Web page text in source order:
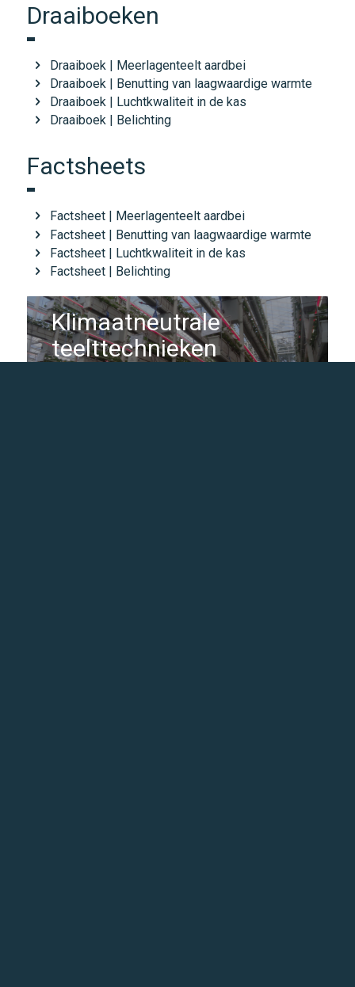
Draaiboeken
Draaiboek | Meerlagenteelt aardbei
Draaiboek | Benutting van laagwaardige warmte
Draaiboek | Luchtkwaliteit in de kas
Draaiboek | Belichting
Factsheets
Factsheet | Meerlagenteelt aardbei
Factsheet | Benutting van laagwaardige warmte
Factsheet | Luchtkwaliteit in de kas
Factsheet | Belichting
Klimaatneutrale
teelttechnieken